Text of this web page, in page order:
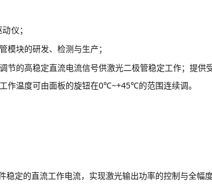
仪；
模块的研发、检测与生产；
节的高稳定直流电流信号供激光二极管稳定工作；提
作温度可由面板的旋钮在0℃~+45℃的范围连续调。
的直流工作电流，实现激光输出功率的控制与全幅度